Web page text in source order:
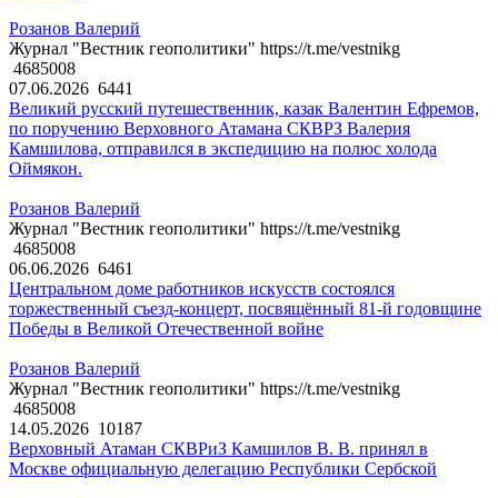
Розанов Валерий
Журнал "Вестник геополитики" https://t.me/vestnikg
4685008
07.06.2026 6441
Великий русский путешественник, казак Валентин Ефремов,
по поручению Верховного Атамана СКВРЗ Валерия
Камшилова, отправился в экспедицию на полюс холода
Оймякон.
Розанов Валерий
Журнал "Вестник геополитики" https://t.me/vestnikg
4685008
06.06.2026 6461
Центральном доме работников искусств состоялся
торжественный съезд-концерт, посвящённый 81-й годовщине
Победы в Великой Отечественной войне
Розанов Валерий
Журнал "Вестник геополитики" https://t.me/vestnikg
4685008
14.05.2026 10187
Верховный Атаман СКВРиЗ Камшилов В. В. принял в
Москве официальную делегацию Республики Сербской